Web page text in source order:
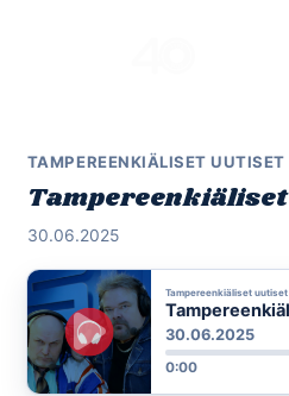
TAMPEREENKIÄLISET UUTISET
30.06.2025
Tampereenkiäliset uutiset
30.06.2025
0:00